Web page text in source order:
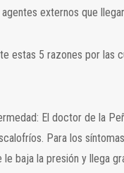
externos que
estas 5 razones por
El doctor de la
Para los
baja la presión y llega